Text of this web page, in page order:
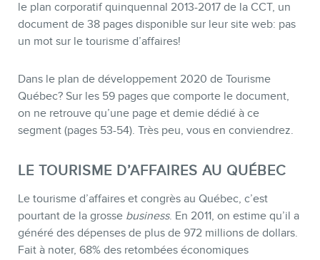
INFOLETTRE
le plan corporatif quinquennal 2013-2017 de la CCT, un
document de 38 pages disponible sur leur site web: pas
un mot sur le tourisme d’affaires!
Dans le plan de développement 2020 de Tourisme
Québec? Sur les 59 pages que comporte le document,
on ne retrouve qu’une page et demie dédié à ce
segment (pages 53-54). Très peu, vous en conviendrez.
LE TOURISME D’AFFAIRES AU QUÉBEC
Le tourisme d’affaires et congrès au Québec, c’est
pourtant de la grosse business. En 2011, on estime qu’il a
généré des dépenses de plus de 972 millions de dollars.
Fait à noter, 68% des retombées économiques